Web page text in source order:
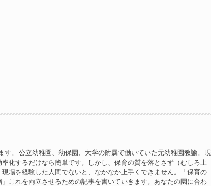
す。 公立幼稚園、幼保園、大学の附属で働いていた元幼稚園教諭。 現
化するだけなら簡単です。しかし、保育の質を落とさず（むしろ上
場を経験した人間でないと、なかなか上手くできません。「保育の
これを両立させるための記事を書いていきます。あなたの園に合わ